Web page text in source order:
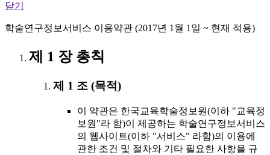
닫기
학술연구정보서비스 이용약관 (2017년 1월 1일 ~ 현재 적용)
제 1 장 총칙
제 1 조 (목적)
이 약관은 한국교육학술정보원(이하 "교육정
보원"라 함)이 제공하는 학술연구정보서비스
의 웹사이트(이하 "서비스" 라함)의 이용에
관한 조건 및 절차와 기타 필요한 사항을 규